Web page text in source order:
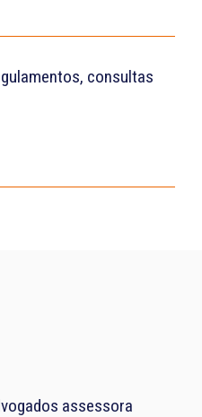
consultas
assessora